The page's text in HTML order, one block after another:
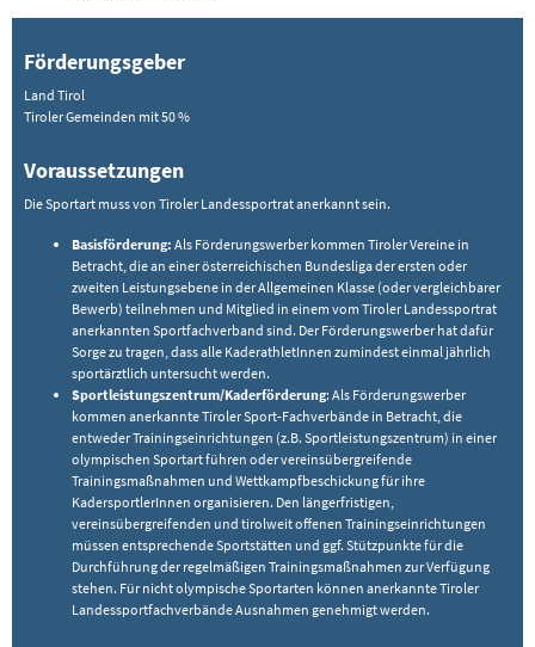
Förderungsgeber
Land Tirol
Tiroler Gemeinden mit 50 %
Voraussetzungen
Die Sportart muss von Tiroler Landessportrat anerkannt sein.
Basisförderung: Als Förderungswerber kommen Tiroler Vereine in
Betracht, die an einer österreichischen Bundesliga der ersten oder
zweiten Leistungsebene in der Allgemeinen Klasse (oder vergleichbarer
Bewerb) teilnehmen und Mitglied in einem vom Tiroler Landessportrat
anerkannten Sportfachverband sind. Der Förderungswerber hat dafür
Sorge zu tragen, dass alle KaderathletInnen zumindest einmal jährlich
sportärztlich untersucht werden.
Sportleistungszentrum/Kaderförderung: Als Förderungswerber
kommen anerkannte Tiroler Sport-Fachverbände in Betracht, die
entweder Trainingseinrichtungen (z.B. Sportleistungszentrum) in einer
olympischen Sportart führen oder vereinsübergreifende
Trainingsmaßnahmen und Wettkampfbeschickung für ihre
KadersportlerInnen organisieren. Den längerfristigen,
vereinsübergreifenden und tirolweit offenen Trainingseinrichtungen
müssen entsprechende Sportstätten und ggf. Stützpunkte für die
Durchführung der regelmäßigen Trainingsmaßnahmen zur Verfügung
stehen. Für nicht olympische Sportarten können anerkannte Tiroler
Landessportfachverbände Ausnahmen genehmigt werden.